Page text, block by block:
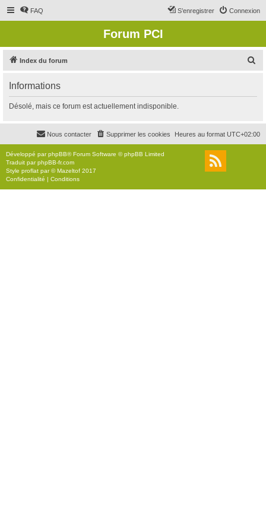
FAQ Connexion
S’enregistrer
Forum PCI
Index du forum
r
c
r
Informations
Désolé, mais ce forum est actuellement indisponible.
Heures au format UTC+02:00
Supprimer les cookies
Nous contacter
Développé parphpBB® Forum Software © phpBB Limited
Traduit parphpBB-fr.com
Style proflat par ©Mazeltof 2017
Confidentialité | Conditions